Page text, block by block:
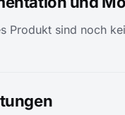
Produkt sind noch